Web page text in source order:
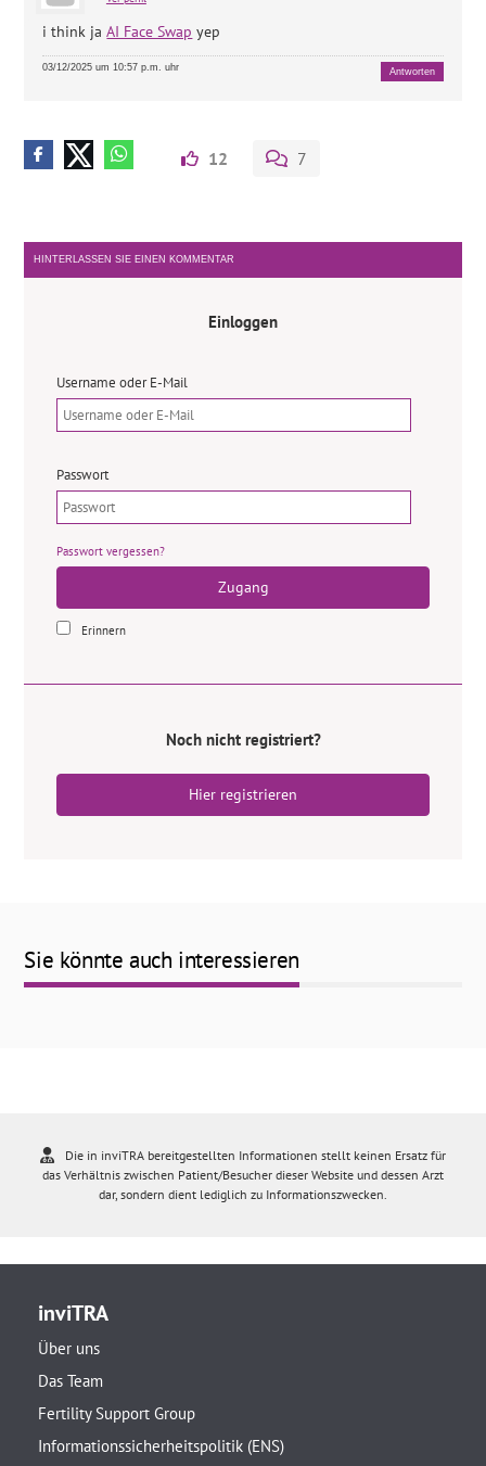
i think jaAI Face Swap yep
03/12/2025 um 10:57 p.m. uhr Antworten
12 7
HINTERLASSEN SIE EINEN KOMMENTAR
Einloggen
Username oder E-Mail
Passwort
Passwort vergessen?
Zugang
Erinnern
Noch nicht registriert?
Hier registrieren
Sie könnte auch interessieren
Die in inviTRA bereitgestellten Informationen stellt keinen Ersatz für
das Verhältnis zwischen Patient/Besucher dieser Website und dessen Arzt
dar, sondern dient lediglich zu Informationszwecken.
inviTRA
Über uns
Das Team
Fertility Support Group
Informationssicherheitspolitik (ENS)